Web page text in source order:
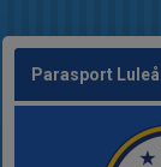
Parasport Luleå